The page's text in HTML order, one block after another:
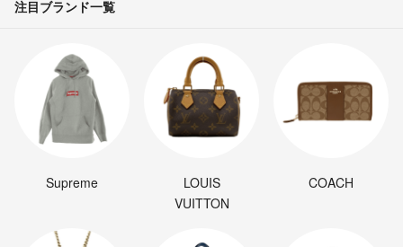
注目ブランド一覧
Supreme
LOUIS
VUITTON
COACH